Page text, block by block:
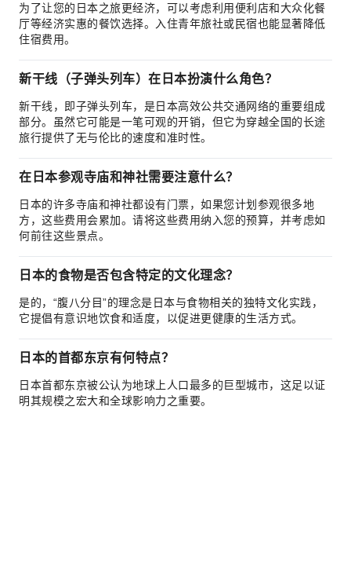
为了让您的日本之旅更经济，可以考虑利用便利店和大众化餐
厅等经济实惠的餐饮选择。入住青年旅社或民宿也能显著降低
住宿费用。
新干线（子弹头列车）在日本扮演什么角色？
新干线，即子弹头列车，是日本高效公共交通网络的重要组成
部分。虽然它可能是一笔可观的开销，但它为穿越全国的长途
旅行提供了无与伦比的速度和准时性。
在日本参观寺庙和神社需要注意什么？
日本的许多寺庙和神社都设有门票，如果您计划参观很多地
方，这些费用会累加。请将这些费用纳入您的预算，并考虑如
何前往这些景点。
日本的食物是否包含特定的文化理念？
是的，“腹八分目”的理念是日本与食物相关的独特文化实践，
它提倡有意识地饮食和适度，以促进更健康的生活方式。
日本的首都东京有何特点？
日本首都东京被公认为地球上人口最多的巨型城市，这足以证
明其规模之宏大和全球影响力之重要。